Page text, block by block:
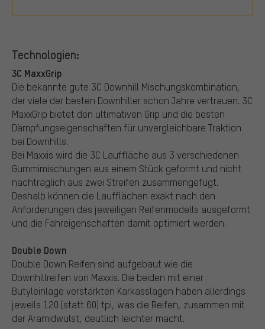
Technologien:
3C MaxxGrip
Die bekannte gute 3C Downhill Mischungskombination,
der viele der besten Downhiller schon Jahre vertrauen. 3C
MaxxGrip bietet den ultimativen Grip und die besten
Dämpfungseigenschaften für unvergleichbare Traktion
bei Downhills.
Bei Maxxis wird die 3C Lauffläche aus 3 verschiedenen
Gummimischungen aus einem Stück geformt und nicht
nachträglich aus zwei Streifen zusammengefügt.
Deshalb können die Laufflächen exakt nach den
Anforderungen des jeweiligen Reifenmodells ausgeformt
und die Fahreigenschaften damit optimiert werden.
Double Down
Double Down Reifen sind aufgebaut wie die
Downhillreifen von Maxxis. Die beiden mit einer
Butyleinlage verstärkten Karkasslagen haben allerdings
jeweils 120 (statt 60) tpi, was die Reifen, zusammen mit
der Aramidwulst, deutlich leichter macht.